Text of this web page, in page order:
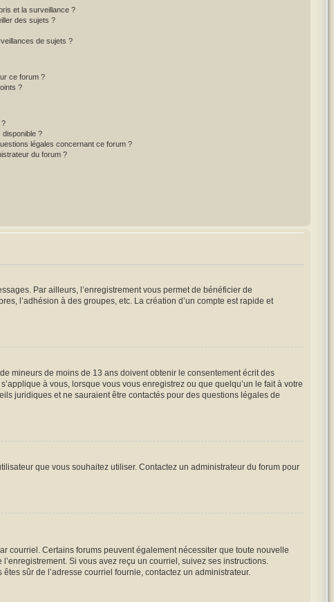
et la surveillance ?
des sujets ?
de sujets ?
ce forum ?
?
?
disponible ?
légales concernant ce forum ?
du forum ?
Par ailleurs, l’enregistrement vous permet de bénéficier de
l’adhésion à des groupes, etc. La création d’un compte est rapide et
mineurs de moins de 13 ans doivent obtenir le consentement écrit des
à vous, lorsque vous vous enregistrez ou que quelqu’un le fait à votre
juridiques et ne sauraient être contactés pour des questions légales de
que vous souhaitez utiliser. Contactez un administrateur du forum pour
courriel. Certains forums peuvent également nécessiter que toute nouvelle
Si vous avez reçu un courriel, suivez ses instructions.
sûr de l’adresse courriel fournie, contactez un administrateur.